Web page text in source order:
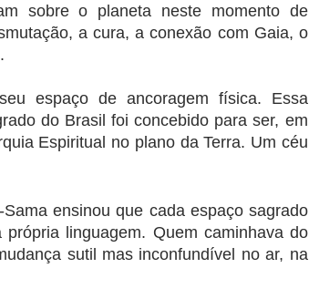
sobre o planeta neste momento de
a cura, a conexão com Gaia, o
espaço de ancoragem física. Essa
do Brasil foi concebido para ser, em
Espiritual no plano da Terra. Um céu
ensinou que cada espaço sagrado
linguagem. Quem caminhava do
sutil mas inconfundível no ar, na